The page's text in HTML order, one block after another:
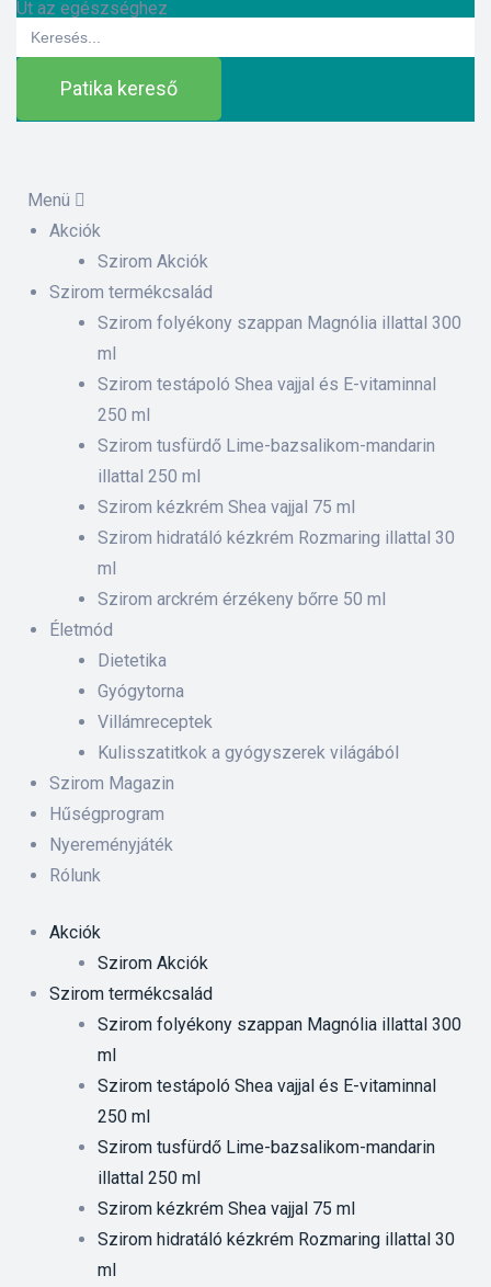
Út az egészséghez
for:
Patika kereső
Menü
Akciók
Szirom Akciók
Szirom termékcsalád
Szirom folyékony szappan Magnólia illattal 300
ml
Szirom testápoló Shea vajjal és E-vitaminnal
250 ml
Szirom tusfürdő Lime-bazsalikom-mandarin
illattal 250 ml
Szirom kézkrém Shea vajjal 75 ml
Szirom hidratáló kézkrém Rozmaring illattal 30
ml
Szirom arckrém érzékeny bőrre 50 ml
Életmód
Dietetika
Gyógytorna
Villámreceptek
Kulisszatitkok a gyógyszerek világából
Szirom Magazin
Hűségprogram
Nyereményjáték
Rólunk
Akciók
Szirom Akciók
Szirom termékcsalád
Szirom folyékony szappan Magnólia illattal 300
ml
Szirom testápoló Shea vajjal és E-vitaminnal
250 ml
Szirom tusfürdő Lime-bazsalikom-mandarin
illattal 250 ml
Szirom kézkrém Shea vajjal 75 ml
Szirom hidratáló kézkrém Rozmaring illattal 30
ml